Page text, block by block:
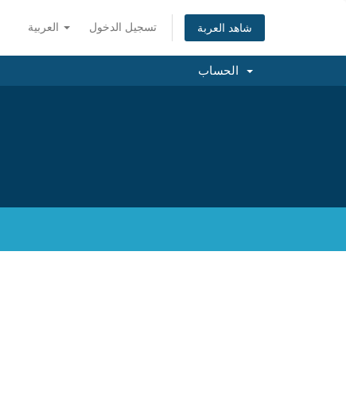
تسجيل الدخول شاهد العربة